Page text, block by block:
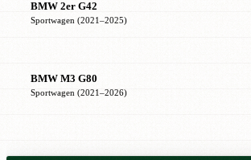
BMW 2er G42
Sportwagen (2021–2025)
BMW M3 G80
Sportwagen (2021–2026)